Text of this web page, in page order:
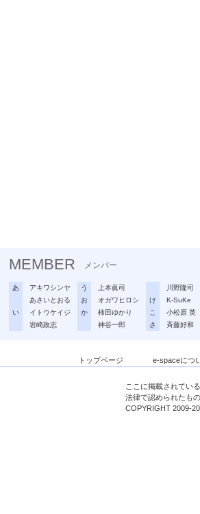
MEMBER メンバー
あ
アキワシンヤ
あさいとおる
い
イトウケイジ
岩崎政志
う
上本眞司
お
オガワヒロシ
か
柿田ゆかり
神谷一郎
川野隆司
け
K-SuKe
こ
小松原 英
さ
斉藤好和
トップページ e-spaceにつ
ここに掲載されてい
法律で認められたも
COPYRIGHT 2009-